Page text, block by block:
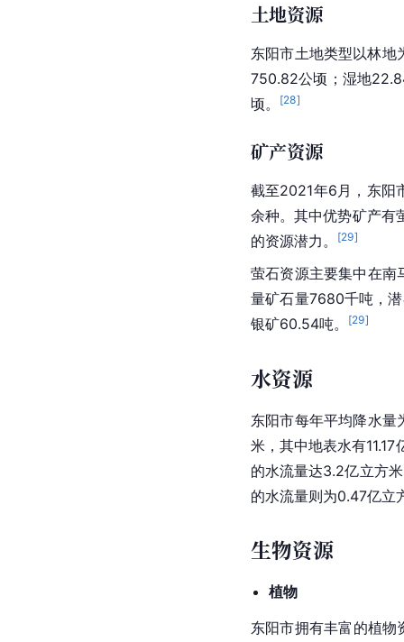
土地资源
东阳市土地类型以林
750.82公顷；湿地
顷。
[28]
矿产资源
截至2021年6月，东阳
余种。其中优势矿产有
的资源潜力。
[29]
萤石资源主要集中在南
量矿石量7680千吨，
银矿60.54吨。
[29]
水资源
东阳市每年平均降水
米，其中地表水有
的水流量达3.2亿立方
的水流量则为0.47亿立
生物资源
植物
东阳市拥有丰富的植